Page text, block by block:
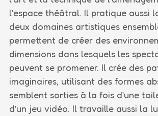
l’espace théâtral. Il pratique aussi
deux domaines artistiques
permettent de créer des
dimensions dans lesquels les
peuvent se promener. Il crée des
imaginaires, utilisant des formes
semblent sorties à la fois d’une
d’un jeu vidéo. Il travaille aussi la